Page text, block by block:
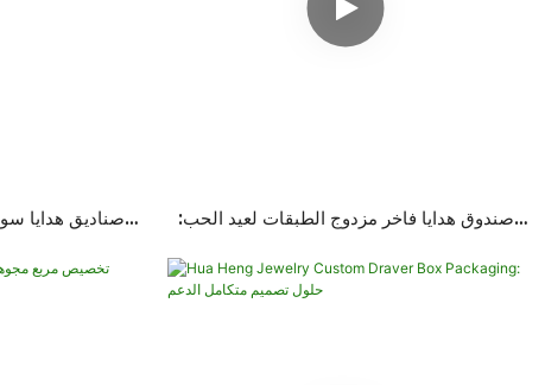
صناديق هدايا
صندوق هدايا فاخر مزدوج الطبقات لعيد الحب:
مزدوج السيناريوهات